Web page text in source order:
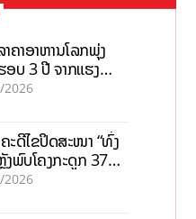
ຄາອາຫານໂລກພຸ່ງ
ອບ 3 ປີ ຈາກແຮງ
ສົງຄາມ, El nino
2026
ະດີໄຂປິດສະໜາ “ທົ່ງ
ພົບໂຄງກະດູກ 37
ກ
2026